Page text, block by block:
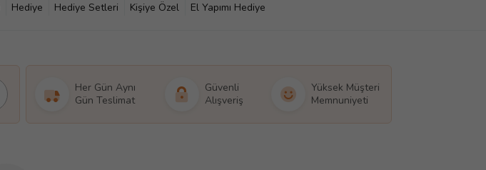
Hediye Hediye Setleri Kişiye Özel El Yapımı Hediye
Her Gün Aynı
Gün Teslimat
Güvenli
Alışveriş
Yüksek Müşteri
Memnuniyeti